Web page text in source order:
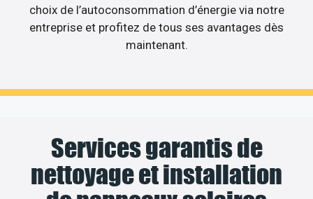
choix de l’autoconsommation d’énergie via notre
entreprise et profitez de tous ses avantages dès
maintenant.
Services garantis de
nettoyage et installation